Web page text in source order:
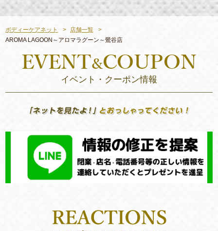
ボディーケアネット
店舗一覧
AROMA LAGOON～アロマラグーン～鶯谷店
イベント・クーポン情報